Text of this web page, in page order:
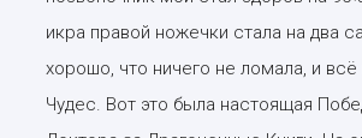
икра правой ножечки стала на два
хорошо, что ничего не ломала, и
Чудес. Вот это была настоящая